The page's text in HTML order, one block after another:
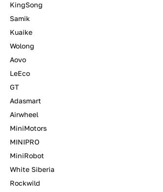
KingSong
Samik
Kuaike
Wolong
Aovo
LeEco
GT
Adasmart
Airwheel
MiniMotors
MINIPRO
MiniRobot
White Siberia
Rockwild